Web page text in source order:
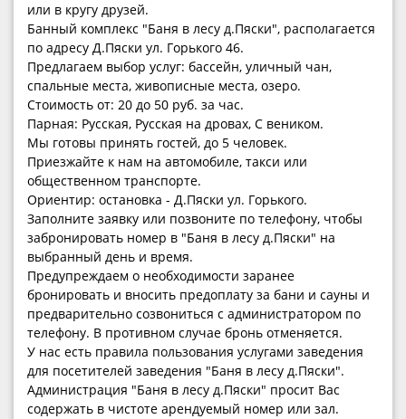
или в кругу друзей.
Банный комплекс "Баня в лесу д.Пяски", располагается
по адресу Д.Пяски ул. Горького 46.
Предлагаем выбор услуг: бассейн, уличный чан,
спальные места, живописные места, озеро.
Стоимость от: 20 до 50 руб. за час.
Парная: Русская, Русская на дровах, С веником.
Мы готовы принять гостей, до 5 человек.
Приезжайте к нам на автомобиле, такси или
общественном транспорте.
Ориентир: остановка - Д.Пяски ул. Горького.
Заполните заявку или позвоните по телефону, чтобы
забронировать номер в "Баня в лесу д.Пяски" на
выбранный день и время.
Предупреждаем о необходимости заранее
бронировать и вносить предоплату за бани и сауны и
предварительно созвониться с администратором по
телефону. В противном случае бронь отменяется.
У нас есть правила пользования услугами заведения
для посетителей заведения "Баня в лесу д.Пяски".
Администрация "Баня в лесу д.Пяски" просит Вас
содержать в чистоте арендуемый номер или зал.